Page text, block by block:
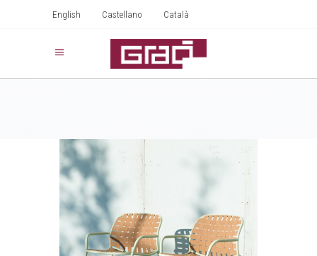
English Castellano Català